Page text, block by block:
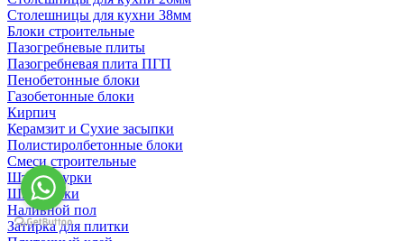
Столешницы для кухни 38мм
Блоки строительные
Пазогребневые плиты
Пазогребневая плита ПГП
Пенобетонные блоки
Газобетонные блоки
Кирпич
Керамзит и Сухие засыпки
Полистиролбетонные блоки
Смеси строительные
Штукартурки
Шпаклевки
Наливной пол
Затирка для плитки